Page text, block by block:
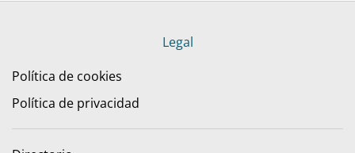
Legal
Política de cookies
Política de privacidad